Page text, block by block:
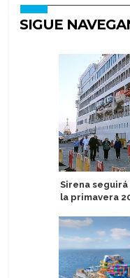
SIGUE
Sirena seguirá
la primavera